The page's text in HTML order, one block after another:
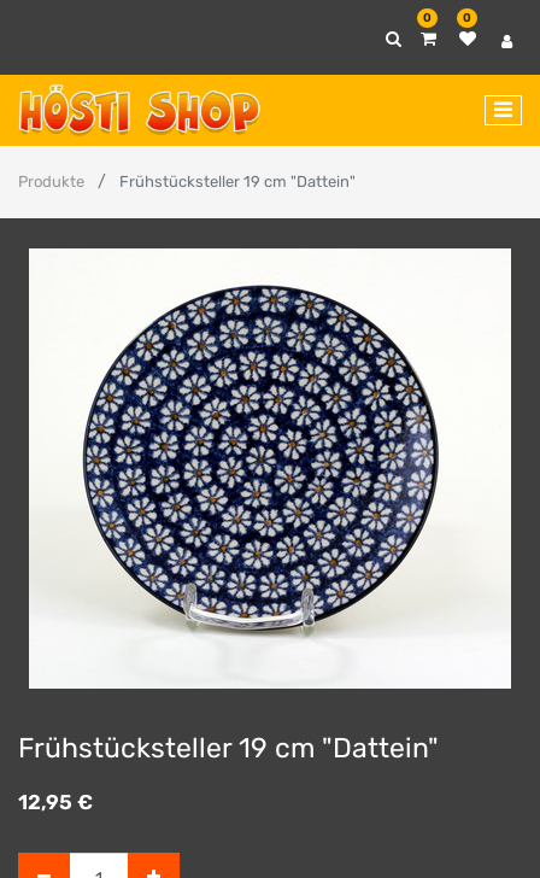
0 0
Produkte Frühstücksteller 19 cm "Dattein"
Frühstücksteller 19 cm "Dattein"
12,95 €